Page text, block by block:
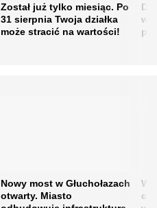
Został już tylko miesiąc. Po
31 sierpnia Twoja działka
może stracić na wartości!
w
Nowy most w Głuchołazach
otwarty. Miasto